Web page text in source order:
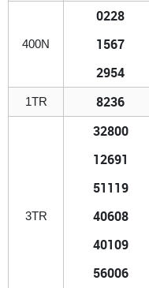
400N
0228
1567
2954
1TR 8236
3TR
32800
12691
51119
40608
40109
56006